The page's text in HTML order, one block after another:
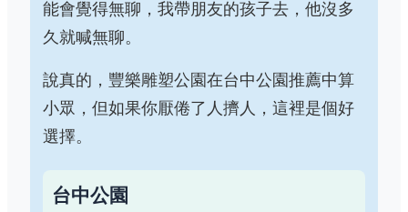
能會覺得無聊，我帶朋友的孩子去，他沒多
久就喊無聊。
說真的，豐樂雕塑公園在台中公園推薦中算
小眾，但如果你厭倦了人擠人，這裡是個好
選擇。
台中公園